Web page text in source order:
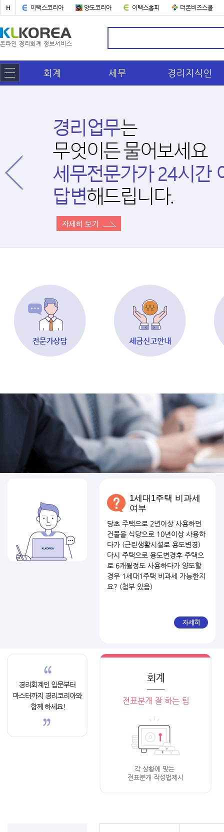
H 이택스코리아 양도코리아 이택스홈피 더존비즈스쿨
회계 세무 경리지식인
1세대1주택 비과세
여부
당초 주택으로 2년이상 사용하던
건물을 식당으로 10년이상 사용하
다가 (근린생활시설로 용도변경)
다시 주택으로 용도변경후 주택으
로 6개월정도 사용하다가 양도할
경우 1세대1주택 비과세 가능한지
요? (첨부 있음)